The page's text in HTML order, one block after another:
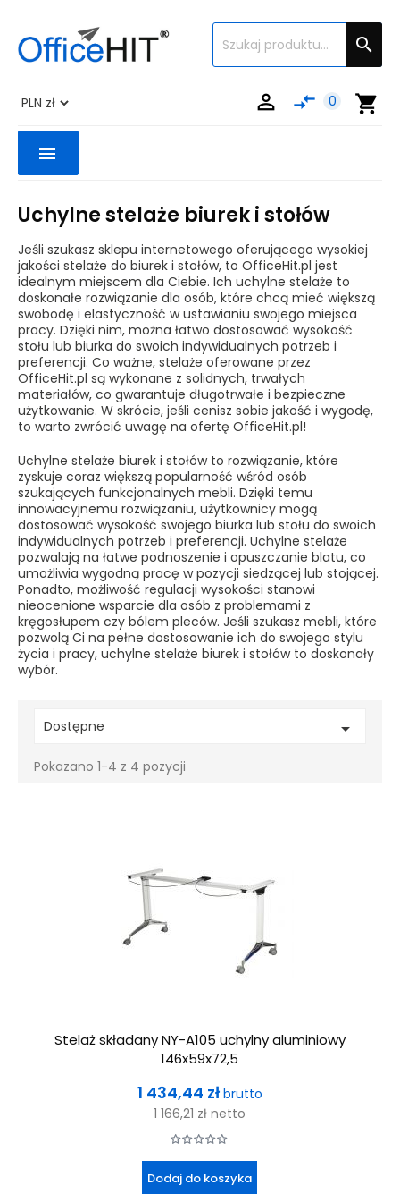

shopping_cart
compare_arrows 0

menu
Uchylne stelaże biurek i stołów
Jeśli szukasz sklepu internetowego oferującego wysokiej
jakości stelaże do biurek i stołów, to OfficeHit.pl jest
idealnym miejscem dla Ciebie. Ich uchylne stelaże to
doskonałe rozwiązanie dla osób, które chcą mieć większą
swobodę i elastyczność w ustawianiu swojego miejsca
pracy. Dzięki nim, można łatwo dostosować wysokość
stołu lub biurka do swoich indywidualnych potrzeb i
preferencji. Co ważne, stelaże oferowane przez
OfficeHit.pl są wykonane z solidnych, trwałych
materiałów, co gwarantuje długotrwałe i bezpieczne
użytkowanie. W skrócie, jeśli cenisz sobie jakość i wygodę,
to warto zwrócić uwagę na ofertę OfficeHit.pl!
Uchylne stelaże biurek i stołów to rozwiązanie, które
zyskuje coraz większą popularność wśród osób
szukających funkcjonalnych mebli. Dzięki temu
innowacyjnemu rozwiązaniu, użytkownicy mogą
dostosować wysokość swojego biurka lub stołu do swoich
indywidualnych potrzeb i preferencji. Uchylne stelaże
pozwalają na łatwe podnoszenie i opuszczanie blatu, co
umożliwia wygodną pracę w pozycji siedzącej lub stojącej.
Ponadto, możliwość regulacji wysokości stanowi
nieocenione wsparcie dla osób z problemami z
kręgosłupem czy bólem pleców. Jeśli szukasz mebli, które
pozwolą Ci na pełne dostosowanie ich do swojego stylu
życia i pracy, uchylne stelaże biurek i stołów to doskonały
wybór.
Dostępne 
Pokazano 1-4 z 4 pozycji
Stelaż składany NY-A105 uchylny aluminiowy
146x59x72,5
Cena
1 434,44 zł brutto
1 166,21 zł netto
Dodaj do koszyka